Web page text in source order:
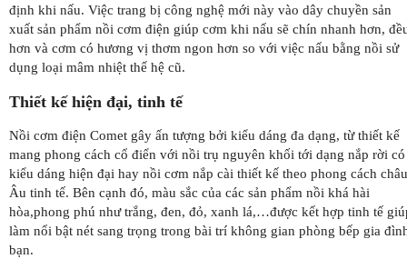
định khi nấu. Việc trang bị công nghệ mới này vào dây chuyền sản
xuất sản phẩm nồi cơm điện giúp cơm khi nấu sẽ chín nhanh hơn,
hơn và cơm có hương vị thơm ngon hơn so với việc nấu bằng nồi sử
dụng loại mâm nhiệt thế hệ cũ.
Thiết kế hiện đại, tinh tế
Nồi cơm điện Comet gây ấn tượng bởi kiểu dáng đa dạng, từ thiết kế
mang phong cách cổ điển với nồi trụ nguyên khối tới dạng nắp rời có
kiểu dáng hiện đại hay nồi cơm nắp cài thiết kế theo phong cách châu
Âu tinh tế. Bên cạnh đó, màu sắc của các sản phẩm nồi khá hài
hòa,phong phú như trắng, đen, đỏ, xanh lá,…được kết hợp tinh tế
làm nổi bật nét sang trọng trong bài trí không gian phòng bếp gia
bạn.